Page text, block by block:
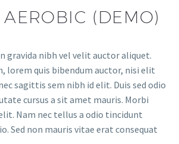
AEROBIC (DEMO)
gravida nibh vel velit auctor aliquet.
lorem quis bibendum auctor, nisi elit
sagittis sem nibh id elit. Duis sed odio
cursus a sit amet mauris. Morbi
Nam nec tellus a odio tincidunt
Sed non mauris vitae erat consequat